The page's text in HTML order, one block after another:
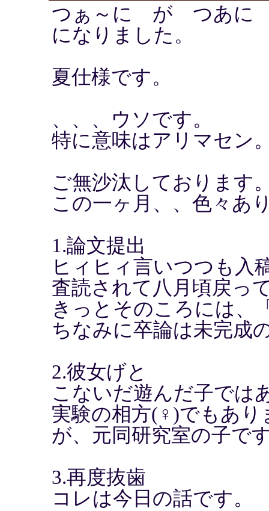
つぁ～に が つあに
になりました。
夏仕様です。
、、、ウソです。
特に意味はアリマセン
ご無沙汰しております
この一ヶ月、、色々あ
1.論文提出
ヒィヒィ言いつつも入
査読されて八月頃戻っ
きっとそのころには、
ちなみに卒論は未完成
2.彼女げと
こないだ遊んだ子では
実験の相方(♀)でもあり
が、元同研究室の子で
3.再度抜歯
コレは今日の話です。